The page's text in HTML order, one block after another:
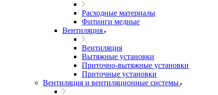
Расходные материалы
Фитинги медные
Вентиляция
Вентиляция
Вытяжные установки
Приточно-вытяжные установки
Приточные установки
Вентиляция и вентиляционные системы